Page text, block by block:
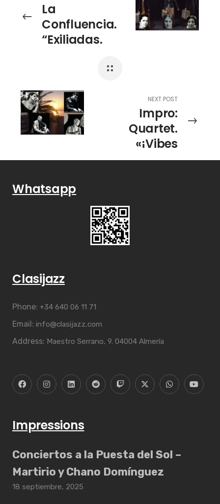
La
Confluencia.
“Exiliadas.
poética sobre
exilio”
NEXT POST
Impro:
Quartet.
«¡Vibes
Wave!»
Whatsapp
Clasijazz
Phone: +34 640 06 11 71
Email: info@clasijazz.com
Address: Maestro Serrano, 9. 04004 Almería
Impressions
Conciertos a la Puesta del Sol –
Martirio y Chano Domínguez
18 septiembre, 2025